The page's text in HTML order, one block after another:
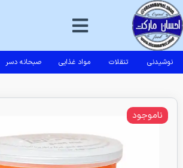
نوشیدنی تنقلات مواد غذایی صبحانه دسر
ناموجود